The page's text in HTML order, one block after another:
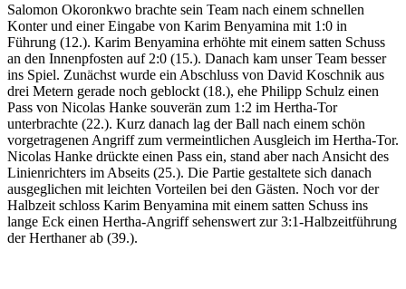
Salomon Okoronkwo brachte sein Team nach einem schnellen
Konter und einer Eingabe von Karim Benyamina mit 1:0 in
Führung (12.). Karim Benyamina erhöhte mit einem satten Schuss
an den Innenpfosten auf 2:0 (15.). Danach kam unser Team besser
ins Spiel. Zunächst wurde ein Abschluss von David Koschnik aus
drei Metern gerade noch geblockt (18.), ehe Philipp Schulz einen
Pass von Nicolas Hanke souverän zum 1:2 im Hertha-Tor
unterbrachte (22.). Kurz danach lag der Ball nach einem schön
vorgetragenen Angriff zum vermeintlichen Ausgleich im Hertha-Tor.
Nicolas Hanke drückte einen Pass ein, stand aber nach Ansicht des
Linienrichters im Abseits (25.). Die Partie gestaltete sich danach
ausgeglichen mit leichten Vorteilen bei den Gästen. Noch vor der
Halbzeit schloss Karim Benyamina mit einem satten Schuss ins
lange Eck einen Hertha-Angriff sehenswert zur 3:1-Halbzeitführung
der Herthaner ab (39.).